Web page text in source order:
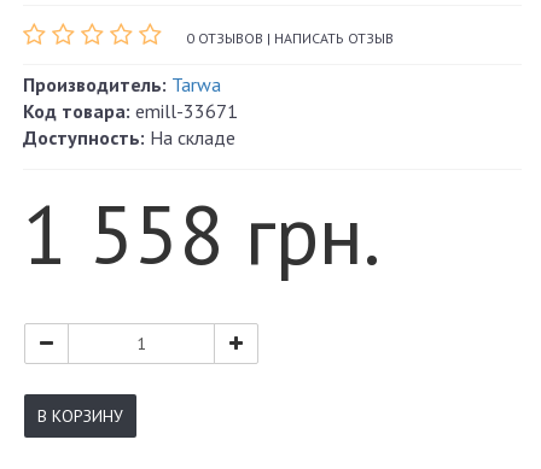
0 ОТЗЫВОВ | НАПИСАТЬ ОТЗЫВ
Производитель: Tarwa
Код товара: emill-33671
Доступность: На складе
1 558 грн.
В КОРЗИНУ